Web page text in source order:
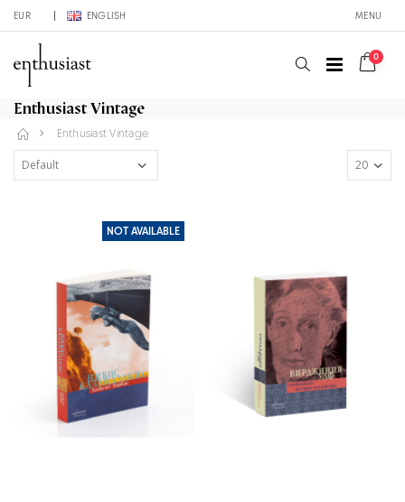
EUR ENGLISH MENU
0
Enthusiast Vintage
Enthusiast Vintage
NOT AVAILABLE